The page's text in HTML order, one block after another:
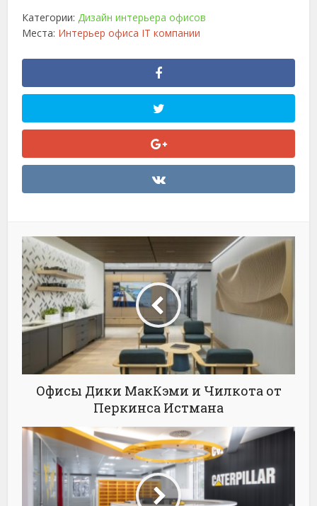
Категории: Дизайн интерьера офисов
Места: Интерьер офиса IT компании
Офисы Дики МакКэми и Чилкота от
Перкинса Истмана